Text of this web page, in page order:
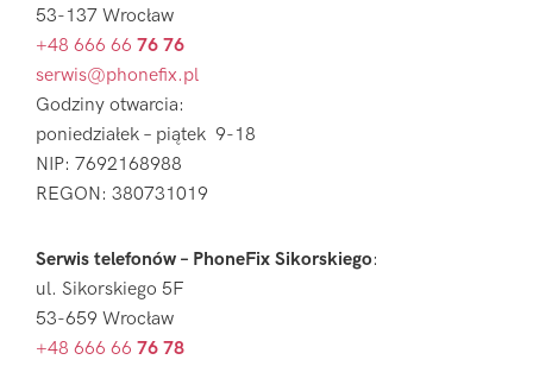
53-137 Wrocław
+48 666 66 76 76
serwis@phonefix.pl
Godziny otwarcia:
poniedziałek – piątek 9-18
NIP: 7692168988
REGON: 380731019
Serwis telefonów – PhoneFix Sikorskiego:
ul. Sikorskiego 5F
53-659 Wrocław
+48 666 66 76 78